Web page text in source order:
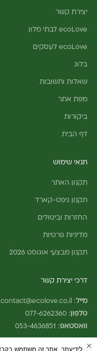
יצירת קשר
ecoLove לבתי מלון
ecoLove לעסקים
בלוג
שאלות ותשובות
מפת אתר
ביקורות
דף הבית
תנאי שימוש
תקנון האתר
תקנון גיפט-קארד
החזרות וביטולים
מדיניות פרטיות
תקנון מבצעי אוגוסט 2026
דרכי יצירת קשר
מייל:
contact@ecolove.co.il
טלפון :
077-6262360
וואסטאפ:
053-4636851